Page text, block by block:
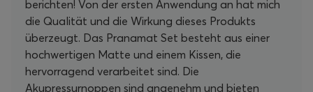
berichten! Von der ersten Anwendung an hat mich
die Qualität und die Wirkung dieses Produkts
überzeugt. Das Pranamat Set besteht aus einer
hochwertigen Matte und einem Kissen, die
hervorragend verarbeitet sind. Die
Akupressurnoppen sind angenehm und bieten